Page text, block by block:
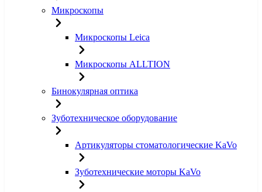
Микроскопы
Микроскопы Leica
Микроскопы ALLTION
Бинокулярная оптика
Зуботехническое оборудование
Артикуляторы стоматологические KaVo
Зуботехнические моторы KaVo